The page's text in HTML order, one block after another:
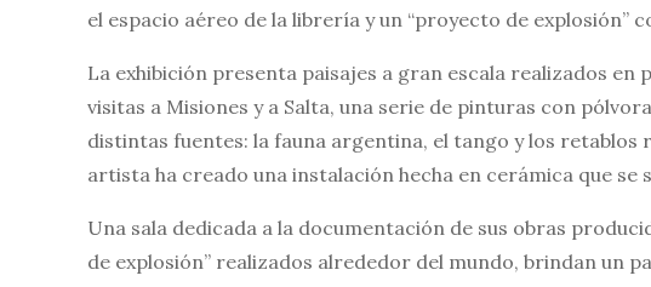
el espacio aéreo de la librería y un “proyecto de explosión”
La exhibición presenta paisajes a gran escala realizados
visitas a Misiones y a Salta, una serie de pinturas con
distintas fuentes: la fauna argentina, el tango y los retablos
artista ha creado una instalación hecha en cerámica que se
Una sala dedicada a la documentación de sus obras
de explosión” realizados alrededor del mundo, brindan un